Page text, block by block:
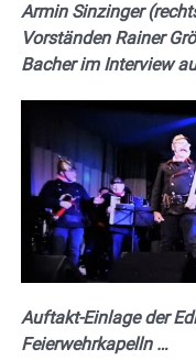
Armin Sinzinger
Vorständen Rainer
Bacher im Interview
Auftakt-Einlage der
Feierwehrkapelln …